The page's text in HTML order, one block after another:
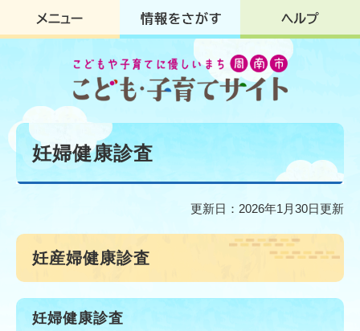
ジ
す
。
ュ
し
て
本
妊婦健康診査
更新日：2026年1月30日更新
妊産婦健康診査
妊婦健康診査